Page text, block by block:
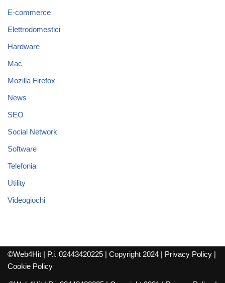
E-commerce
Elettrodomestici
Hardware
Mac
Mozilla Firefox
News
SEO
Social Network
Software
Telefonia
Utility
Videogiochi
©Web4Hit | P.i. 02443420225 | Copyright 2024 | Privacy Policy |
Cookie Policy